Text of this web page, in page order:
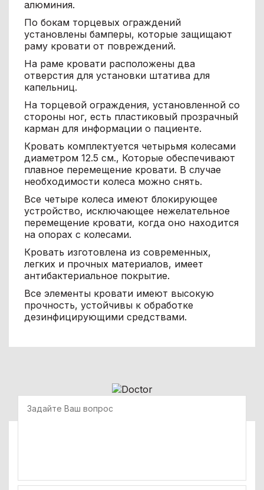
алюминия.
По бокам торцевых ограждений
установлены бамперы, которые защищают
раму кровати от повреждений.
На раме кровати расположены два
отверстия для установки штатива для
капельниц.
На торцевой ограждения, установленной со
стороны ног, есть пластиковый прозрачный
карман для информации о пациенте.
Кровать комплектуется четырьмя колесами
диаметром 12.5 см., Которые обеспечивают
плавное перемещение кровати. В случае
необходимости колеса можно снять.
Все четыре колеса имеют блокирующее
устройство, исключающее нежелательное
перемещение кровати, когда оно находится
на опорах с колесами.
Кровать изготовлена ​​из современных,
легких и прочных материалов, имеет
антибактериальное покрытие.
Все элементы кровати имеют высокую
прочность, устойчивы к обработке
дезинфицирующими средствами.